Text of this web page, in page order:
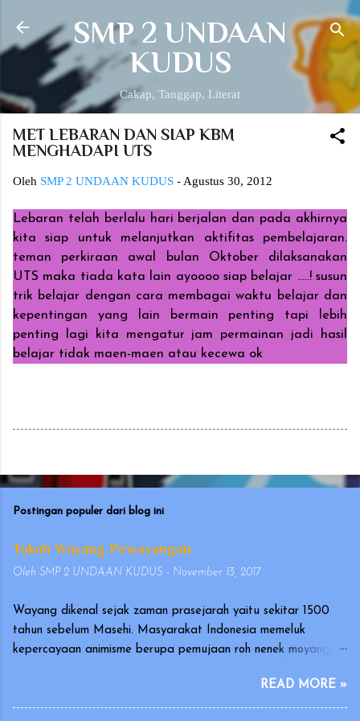
Langsung ke konten utama
SMP 2 UNDAAN
KUDUS
Cakap, Tanggap, Literat
MET LEBARAN DAN SIAP KBM
MENGHADAPI UTS
Oleh SMP 2 UNDAAN KUDUS - Agustus 30, 2012
Lebaran telah berlalu hari berjalan dan pada akhirnya
kita siap untuk melanjutkan aktifitas pembelajaran.
teman perkiraan awal bulan Oktober dilaksanakan
UTS maka tiada kata lain ayoooo siap belajar .....! susun
trik belajar dengan cara membagai waktu belajar dan
kepentingan yang lain bermain penting tapi lebih
penting lagi kita mengatur jam permainan jadi hasil
belajar tidak maen-maen atau kecewa ok
Postingan populer dari blog ini
Tokoh Wayang Pewayangan
Oleh SMP 2 UNDAAN KUDUS - November 13, 2017
Wayang dikenal sejak zaman prasejarah yaitu sekitar 1500
tahun sebelum Masehi. Masyarakat Indonesia memeluk
kepercayaan animisme berupa pemujaan roh nenek moyang
bentuk arca atau gambar. Wayang merupakan seni tradisional
Indonesia yang terutama berkembang di Pulau Jawa dan Bali.
READ MORE »